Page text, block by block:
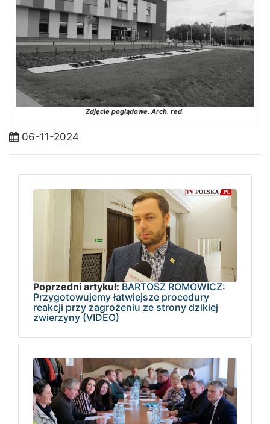
Zdjęcie poglądowe. Arch. red.
06-11-2024
Poprzedni artykuł: BARTOSZ ROMOWICZ:
Przygotowujemy łatwiejsze procedury
reakcji przy zagrożeniu ze strony dzikiej
zwierzyny (VIDEO)